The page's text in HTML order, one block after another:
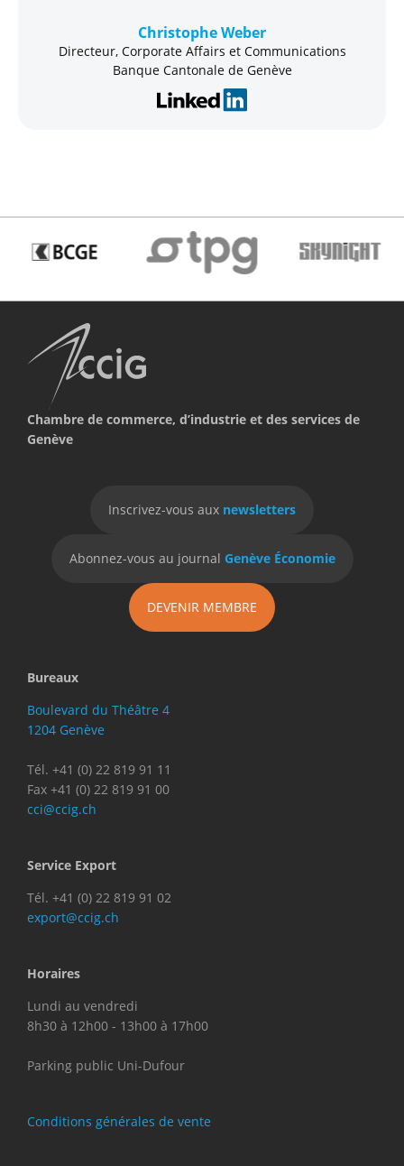
Christophe Weber
Directeur, Corporate Affairs et Communications
Banque Cantonale de Genève
Chambre de commerce, d’industrie et des services de
Genève
Inscrivez-vous aux newsletters
Abonnez-vous au journal Genève Économie
DEVENIR MEMBRE
Bureaux
Boulevard du Théâtre 4
1204 Genève
Tél. +41 (0) 22 819 91 11
Fax +41 (0) 22 819 91 00
cci@ccig.ch
Service Export
Tél. +41 (0) 22 819 91 02
export@ccig.ch
Horaires
Lundi au vendredi
8h30 à 12h00 - 13h00 à 17h00
Parking public Uni-Dufour
Conditions générales de vente